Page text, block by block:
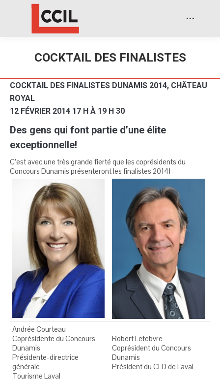
COCKTAIL DES FINALISTES
COCKTAIL DES FINALISTES DUNAMIS 2014, CHÂTEAU
ROYAL
12 FÉVRIER 2014 17 H À 19 H 30
Des gens qui font partie d’une élite
exceptionnelle!
C’est avec une très grande fierté que les coprésidents du
Concours Dunamis présenteront les finalistes 2014!
Andrée Courteau
Coprésidente du Concours
Dunamis
Présidente-directrice
générale
Tourisme Laval
Robert Lefebvre
Coprésident du Concours
Dunamis
Président du CLD de Laval